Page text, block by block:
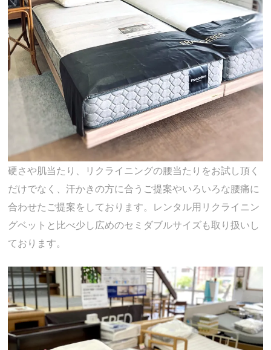
硬さや肌当たり、リクライニングの腰当たりをお試し頂く
だけでなく、汗かきの方に合うご提案やいろいろな腰痛に
合わせたご提案をしております。レンタル用リクライニン
グベットと比べ少し広めのセミダブルサイズも取り扱いし
ております。